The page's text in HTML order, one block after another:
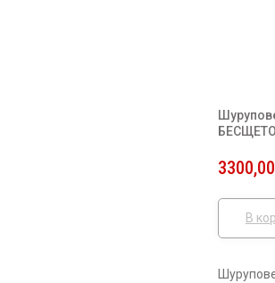
3300,00
В